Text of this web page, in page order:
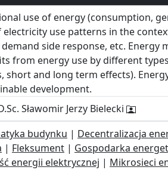
use of energy (consumption,
electricity use patterns in the
side response, etc.
from energy use by different
short and long term effects).
development.
Sławomir Jerzy Bielecki
budynku | Decentralizacja
| Fleksument | Gospodarka
energii elektrycznej | Mikrosieci